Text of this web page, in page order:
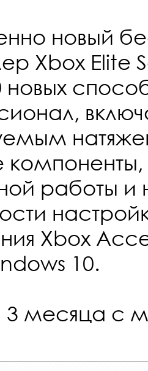
новый
Xbox Elite
работы и
Xbox
10.
3 месяца с